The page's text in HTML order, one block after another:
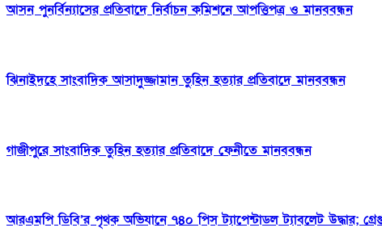
আসন পুনর্বিন্যাসের প্রতিবাদে নির্বাচন কমিশনে আপত্তিপত্র ও মানববন্ধন
ঝিনাইদহে সাংবাদিক আসাদুজ্জামান তুহিন হত্যার প্রতিবাদে মানববন্ধন
গাজীপুরে সাংবাদিক তুহিন হত্যার প্রতিবাদে ফেনীতে মানববন্ধন
আরএমপি ডিবি’র পৃথক অভিযানে ৭৪০ পিস ট্যাপেন্টাডল ট্যাবলেট উদ্ধার;